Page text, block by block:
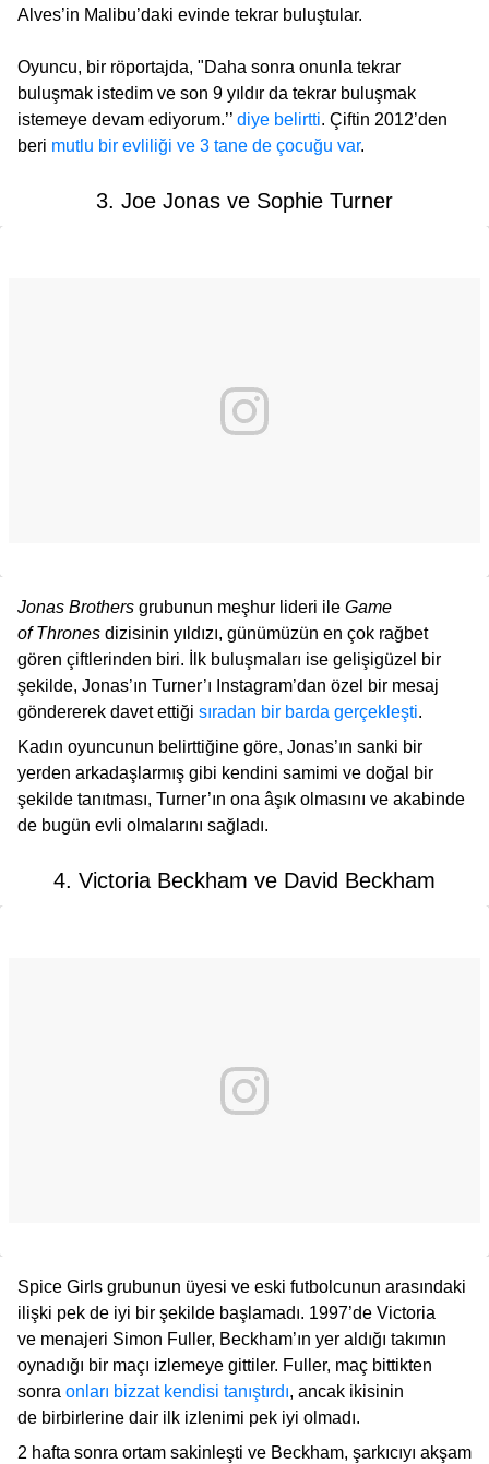
Alves’in Malibu’daki evinde tekrar buluştular.
Oyuncu, bir röportajda, "Daha sonra onunla tekrar
buluşmak istedim ve son 9 yıldır da tekrar buluşmak
istemeye devam ediyorum.’’ diye belirtti. Çiftin 2012’den
beri mutlu bir evliliği ve 3 tane de çocuğu var.
3. Joe Jonas ve Sophie Turner
Jonas Brothers grubunun meşhur lideri ile Game
of Thrones dizisinin yıldızı, günümüzün en çok rağbet
gören çiftlerinden biri. İlk buluşmaları ise gelişigüzel bir
şekilde, Jonas’ın Turner’ı Instagram’dan özel bir mesaj
göndererek davet ettiği sıradan bir barda gerçekleşti.
Kadın oyuncunun belirttiğine göre, Jonas’ın sanki bir
yerden arkadaşlarmış gibi kendini samimi ve doğal bir
şekilde tanıtması, Turner’ın ona âşık olmasını ve akabinde
de bugün evli olmalarını sağladı.
4. Victoria Beckham ve David Beckham
Spice Girls grubunun üyesi ve eski futbolcunun arasındaki
ilişki pek de iyi bir şekilde başlamadı. 1997’de Victoria
ve menajeri Simon Fuller, Beckham’ın yer aldığı takımın
oynadığı bir maçı izlemeye gittiler. Fuller, maç bittikten
sonra onları bizzat kendisi tanıştırdı, ancak ikisinin
de birbirlerine dair ilk izlenimi pek iyi olmadı.
2 hafta sonra ortam sakinleşti ve Beckham, şarkıcıyı akşam